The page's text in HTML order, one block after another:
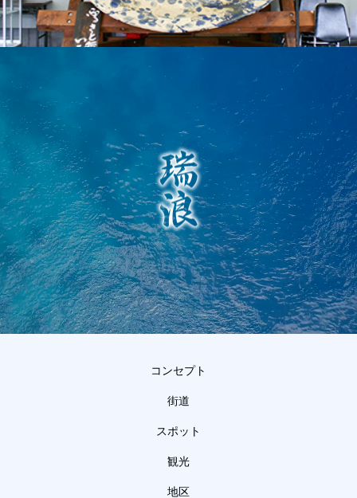
コンセプト
街道
スポット
観光
地区